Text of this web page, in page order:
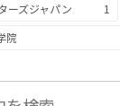
ーズジャパン
1
院